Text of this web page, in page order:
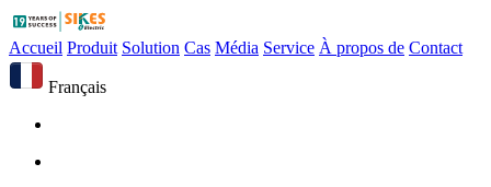
Accueil Produit Solution Cas Média Service À propos de Contact
Français